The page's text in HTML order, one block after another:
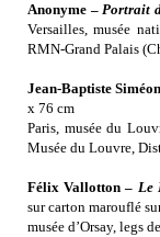
Anonyme –Portrait
Versailles, musée
RMN-Grand Palais
Jean-Baptiste
x 76 cm
Paris, musée du
Musée du Louvre,
Félix Vallotton – Le
sur carton marouflé
musée d’Orsay, legs